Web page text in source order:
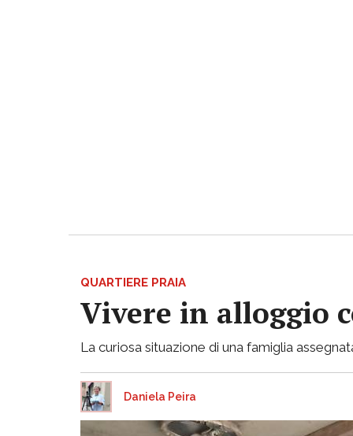
QUARTIERE PRAIA
Vivere in alloggio
La curiosa situazione di una famiglia
Daniela Peira